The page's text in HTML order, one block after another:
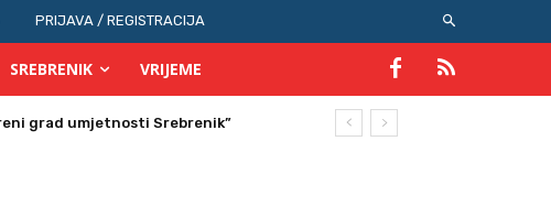
PRIJAVA / REGISTRACIJA
SREBRENIK VRIJEME